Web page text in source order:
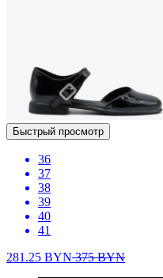
Быстрый просмотр
36
37
38
39
40
41
281.25 BYN375BYN